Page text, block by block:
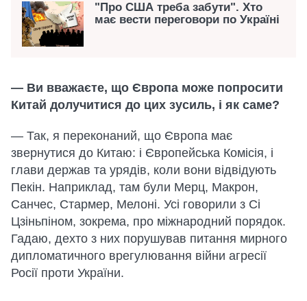
"Про США треба забути". Хто
має вести переговори по Україні
— Ви вважаєте, що Європа може попросити
Китай долучитися до цих зусиль, і як саме?
— Так, я переконаний, що Європа має
звернутися до Китаю: і Європейська Комісія, і
глави держав та урядів, коли вони відвідують
Пекін. Наприклад, там були Мерц, Макрон,
Санчес, Стармер, Мелоні. Усі говорили з Сі
Цзіньпіном, зокрема, про міжнародний порядок.
Гадаю, дехто з них порушував питання мирного
дипломатичного врегулювання війни агресії
Росії проти України.